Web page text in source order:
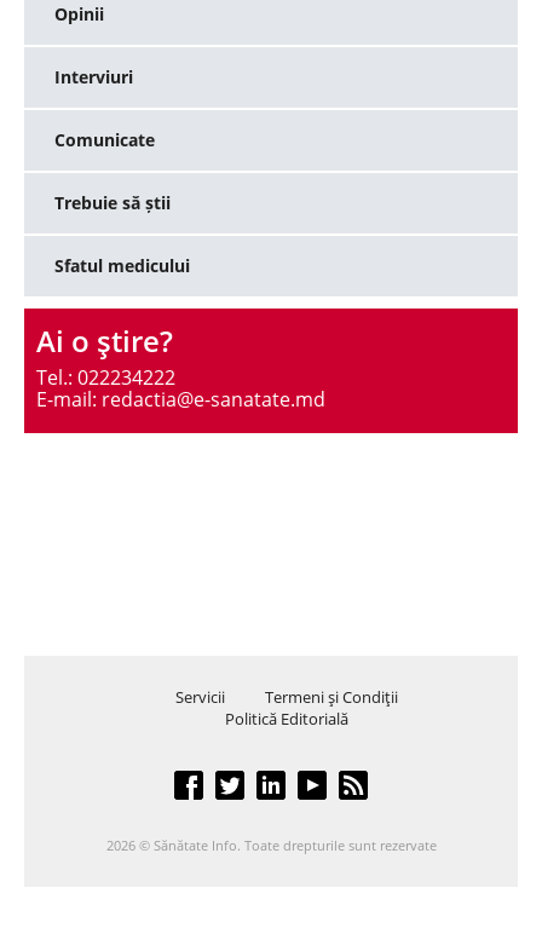
Opinii
Interviuri
Comunicate
Trebuie să știi
Sfatul medicului
Ai o ştire?
Tel.: 022234222
E-mail: redactia@e-sanatate.md
Servicii
Termeni şi Condiţii
Politică Editorială
2026 © Sănătate Info. Toate drepturile sunt rezervate